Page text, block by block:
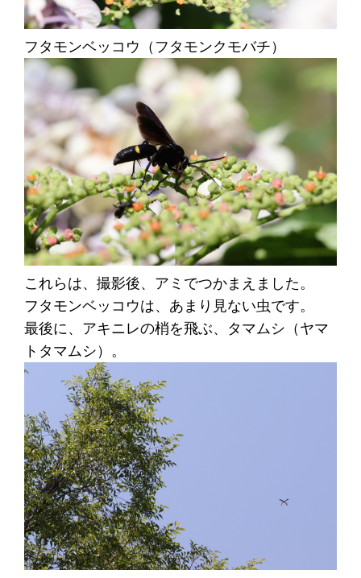
フタモンベッコウ（フタモンクモバチ）
これらは、撮影後、アミでつかまえました。
フタモンベッコウは、あまり見ない虫です。
最後に、アキニレの梢を飛ぶ、タマムシ（ヤマ
トタマムシ）。